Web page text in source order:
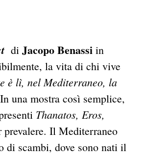
di Jacopo Benassi in
la vita di chi vive
è lì, nel Mediterraneo, la
una mostra così semplice,
Thanatos, Eros,
Il Mediterraneo
di scambi, dove sono nati il